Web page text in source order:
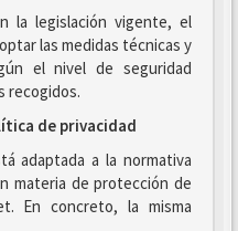
la legislación vigente, el
las medidas técnicas y
el nivel de seguridad
recogidos.
de privacidad
adaptada a la normativa
materia de protección de
En concreto, la misma